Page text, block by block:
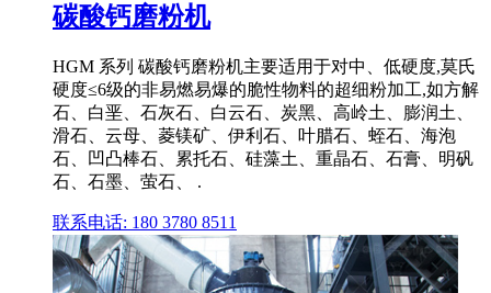
碳酸钙磨粉机
HGM 系列 碳酸钙磨粉机主要适用于对中、低硬度,莫氏
硬度≤6级的非易燃易爆的脆性物料的超细粉加工,如方解
石、白垩、石灰石、白云石、炭黑、高岭土、膨润土、
滑石、云母、菱镁矿、伊利石、叶腊石、蛭石、海泡
石、凹凸棒石、累托石、硅藻土、重晶石、石膏、明矾
石、石墨、萤石、 .
联系电话: 180 3780 8511